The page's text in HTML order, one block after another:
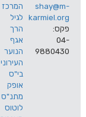
המרכז
לגיל
הרך
אגף
הנוער
רבין
גבעת
רם
מרכז
מגדים